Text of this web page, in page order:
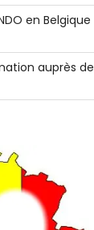
en Belgique
auprès de